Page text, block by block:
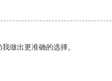
做出更准确的选择。